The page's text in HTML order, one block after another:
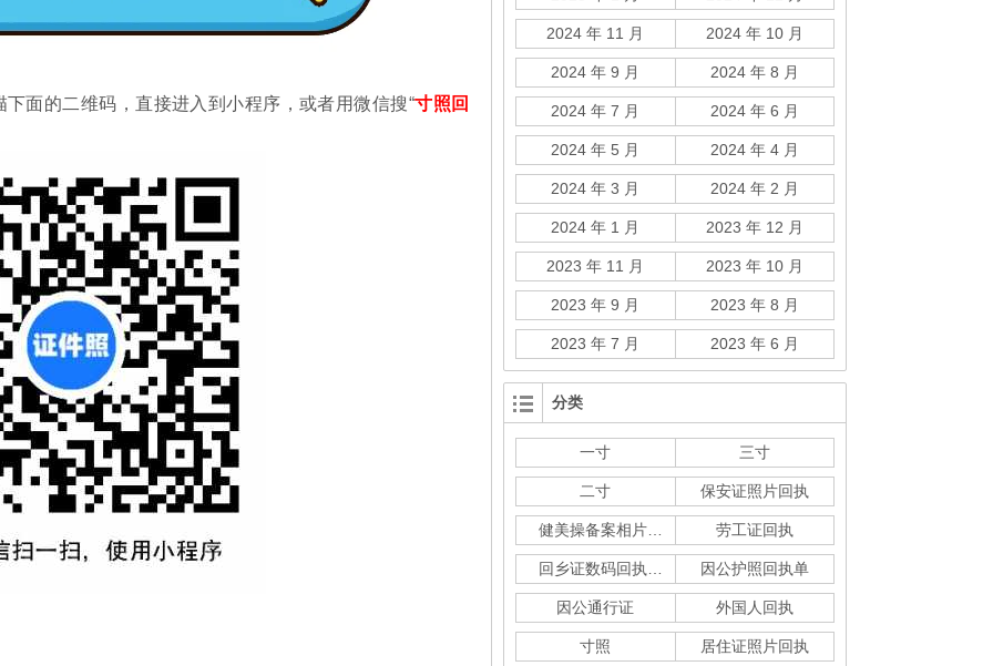
下面的二维码，直接进入到小程序，或者用微信搜“寸照回
2024 年 11 月 2024 年 10 月
2024 年 9 月 2024 年 8 月
2024 年 7 月 2024 年 6 月
2024 年 5 月 2024 年 4 月
2024 年 3 月 2024 年 2 月
2024 年 1 月 2023 年 12 月
2023 年 11 月 2023 年 10 月
2023 年 9 月 2023 年 8 月
2023 年 7 月 2023 年 6 月
分类
一寸 三寸
二寸 保安证照片回执
劳工证回执
因公护照回执单
因公通行证 外国人回执
寸照 居住证照片回执